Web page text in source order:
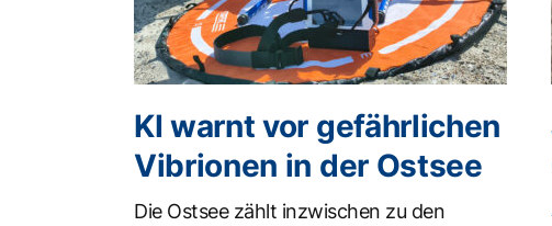
KI warnt vor gefährlichen
Vibrionen in der Ostsee
Die Ostsee zählt inzwischen zu den